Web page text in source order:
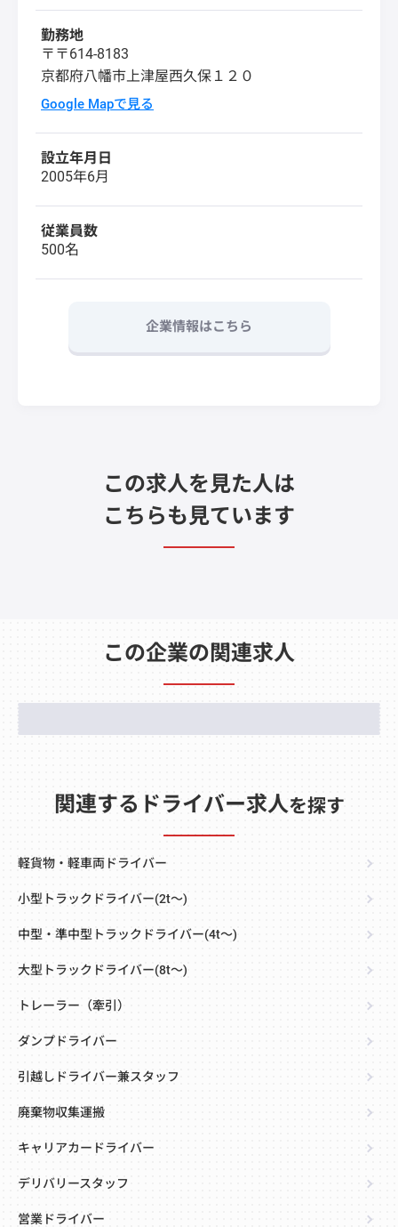
勤務地
〒〒614-8183
京都府八幡市上津屋西久保１２０
Google Mapで見る
設立年月日
2005年6月
従業員数
500名
企業情報はこちら
この求人を見た人は
こちらも見ています
この企業の関連求人
関連するドライバー求人を探す
軽貨物・軽車両ドライバー
小型トラックドライバー(2t～)
中型・準中型トラックドライバー(4t～)
大型トラックドライバー(8t～)
トレーラー（牽引）
ダンプドライバー
引越しドライバー兼スタッフ
廃棄物収集運搬
キャリアカードライバー
デリバリースタッフ
営業ドライバー